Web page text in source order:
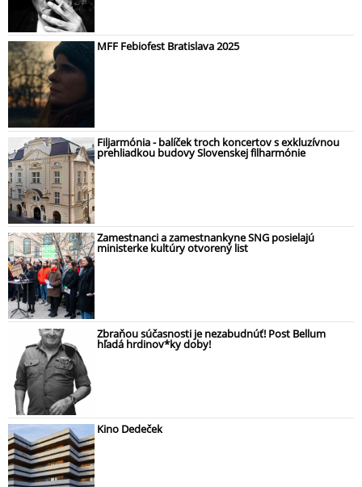
MFF Febiofest Bratislava 2025
Filjarmónia - balíček troch koncertov s exkluzívnou
prehliadkou budovy Slovenskej filharmónie
Zamestnanci a zamestnankyne SNG posielajú
ministerke kultúry otvorený list
Zbraňou súčasnosti je nezabudnúť! Post Bellum
hľadá hrdinov*ky doby!
Kino Dedeček